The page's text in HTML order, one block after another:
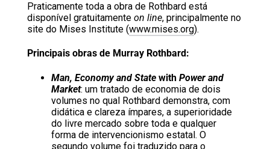
Praticamente toda a obra de Rothbard está
disponível gratuitamente on line, principalmente no
site do Mises Institute (www.mises.org).
Principais obras de Murray Rothbard:
Man, Economy and Statewith Power and
Market: um tratado de economia de dois
volumes no qual Rothbard demonstra, com
didática e clareza ímpares, a superioridade
do livre mercado sobre toda e qualquer
forma de intervencionismo estatal. O
segundo volume foi traduzido para o